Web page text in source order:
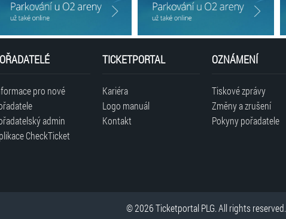
pro nové
admin
CheckTicket
TICKETPORTAL
Kariéra
Logo manuál
Kontakt
OZNÁMENÍ
Tiskové zprávy
Změny a zrušení
Pokyny pořadatele
© 2026 Ticketportal PLG. All rights reserved.